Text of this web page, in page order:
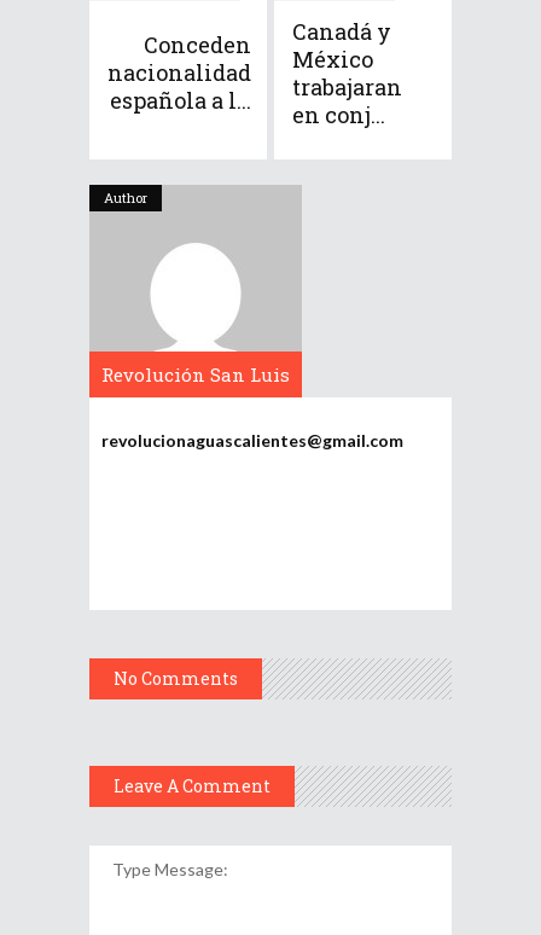
Conceden
nacionalidad
española a l...
Canadá y
México
trabajaran
en conj...
Author
Revolución San Luis
revolucionaguascalientes@gmail.com
No Comments
Leave A Comment